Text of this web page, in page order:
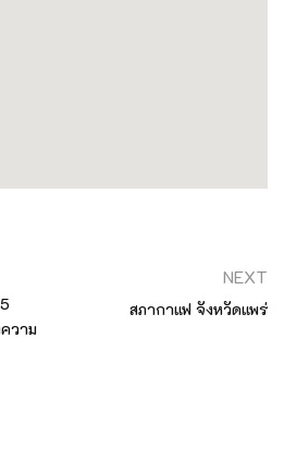
วาม
NEXT
สภากาแฟ จังหวัดแพร่